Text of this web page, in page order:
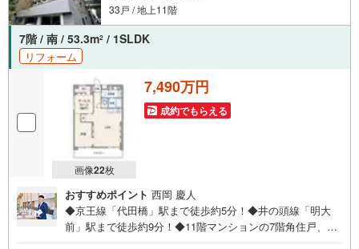
33戸 / 地上11階
7階 / 南 / 53.3m2 / 1SLDK
リフォーム
画像22枚
7,490万円
成約でもらえる
おすすめポイント 西岡 慶人
◆京王線「代田橋」駅まで徒歩約5分！◆井の頭線「明大
前」駅まで徒歩約9分！◆11階マンションの7階角住戸、南